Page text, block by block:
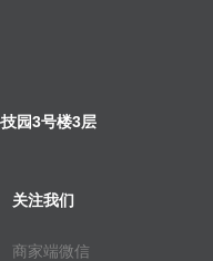
园3号楼3层
关注我们
商家端微信